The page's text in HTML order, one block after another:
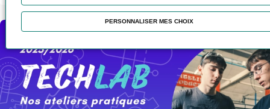
savoir
PERSONNALISER MES CHOIX